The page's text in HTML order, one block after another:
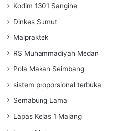
Kodim 1301 Sangihe
Dinkes Sumut
Malpraktek
RS Muhammadiyah Medan
Pola Makan Seimbang
sistem proporsional terbuka
Semabung Lama
Lapas Kelas 1 Malang